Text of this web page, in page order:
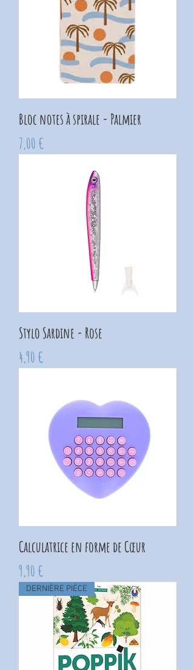
Bloc notes à spirale - Palmier
Prix
7,00 €
Stylo Sardine - Rose
Prix
4,90 €
Calculatrice en forme de Cœur
Prix
9,90 €
DERNIÈRE PIÈCE